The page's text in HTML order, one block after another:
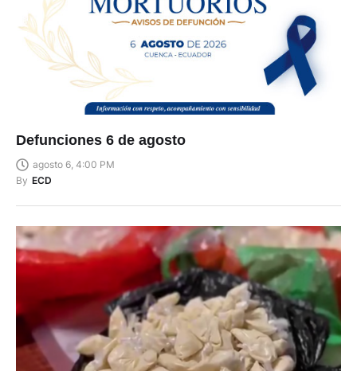
Defunciones 6 de agosto
agosto 6, 4:00 PM
By ECD